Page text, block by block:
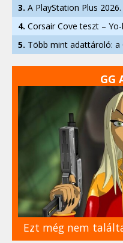
3. A PlayStation Plus
4. Corsair Cove teszt –
5. Több mint adattároló: a
GG
Ezt még nem